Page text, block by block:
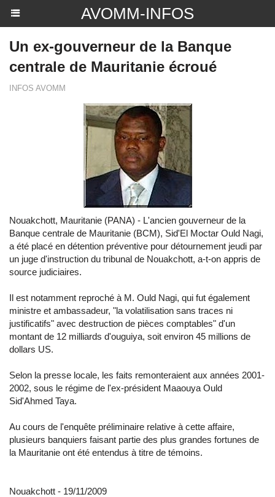
AVOMM-INFOS
Un ex-gouverneur de la Banque
centrale de Mauritanie écroué
INFOS AVOMM
Nouakchott, Mauritanie (PANA) - L'ancien gouverneur de la
Banque centrale de Mauritanie (BCM), Sid'El Moctar Ould Nagi,
a été placé en détention préventive pour détournement jeudi par
un juge d'instruction du tribunal de Nouakchott, a-t-on appris de
source judiciaires.
Il est notamment reproché à M. Ould Nagi, qui fut également
ministre et ambassadeur, "la volatilisation sans traces ni
justificatifs" avec destruction de pièces comptables" d'un
montant de 12 milliards d'ouguiya, soit environ 45 millions de
dollars US.
Selon la presse locale, les faits remonteraient aux années 2001-
2002, sous le régime de l'ex-président Maaouya Ould
Sid'Ahmed Taya.
Au cours de l'enquête préliminaire relative à cette affaire,
plusieurs banquiers faisant partie des plus grandes fortunes de
la Mauritanie ont été entendus à titre de témoins.
Nouakchott - 19/11/2009